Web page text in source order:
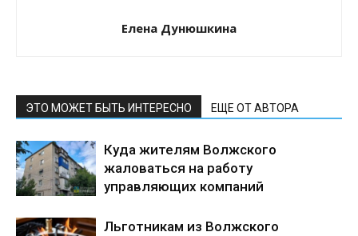
Елена Дунюшкина
ЭТО МОЖЕТ БЫТЬ ИНТЕРЕСНО ЕЩЕ ОТ АВТОРА
Куда жителям Волжского
жаловаться на работу
управляющих компаний
Льготникам из Волжского